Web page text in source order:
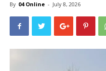
By 04 Online - July 8, 2026